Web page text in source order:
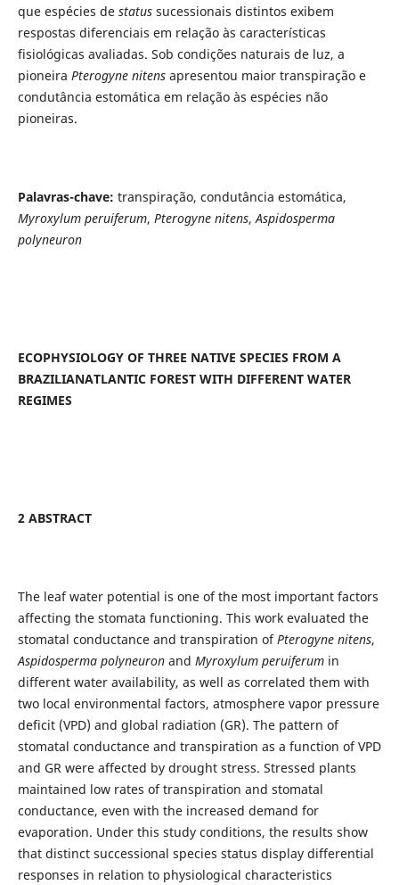
que espécies de statussucessionais distintos exibem
respostas diferenciais em relação às características
fisiológicas avaliadas. Sob condições naturais de luz, a
pioneira Pterogyne nitensapresentou maior transpiração e
condutância estomática em relação às espécies não
pioneiras.
Palavras-chave: transpiração, condutância estomática,
Myroxylum peruiferum, Pterogyne nitens,Aspidosperma
polyneuron
ECOPHYSIOLOGY OF THREE NATIVE SPECIES FROM A
BRAZILIANATLANTIC FOREST WITH DIFFERENT WATER
REGIMES
2 ABSTRACT
The leaf water potential is one of the most important factors
affecting the stomata functioning. This work evaluated the
stomatal conductance and transpiration ofPterogyne nitens,
Aspidosperma polyneuronand Myroxylum peruiferumin
different water availability, as well as correlated them with
two local environmental factors, atmosphere vapor pressure
deficit (VPD) and global radiation (GR). The pattern of
stomatal conductance and transpiration as a function of VPD
and GR were affected by drought stress. Stressed plants
maintained low rates of transpiration and stomatal
conductance, even with the increased demand for
evaporation. Under this study conditions, the results show
that distinct successional species status display differential
responses in relation to physiological characteristics